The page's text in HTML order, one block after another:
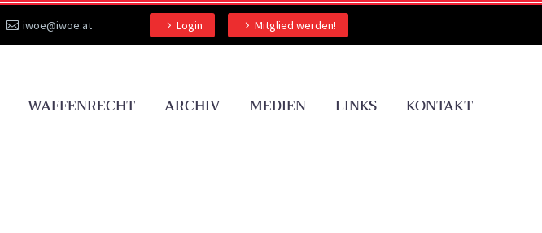
iwoe@iwoe.at Login Mitglied werden!
WAFFENRECHT ARCHIV MEDIEN LINKS KONTAKT